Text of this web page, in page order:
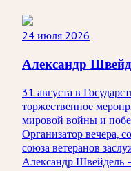
24 июля 2026
Александр
31 августа в
торжественное
мировой войны и
Организатор вечера,
союза ветеранов
Александр Швейдель